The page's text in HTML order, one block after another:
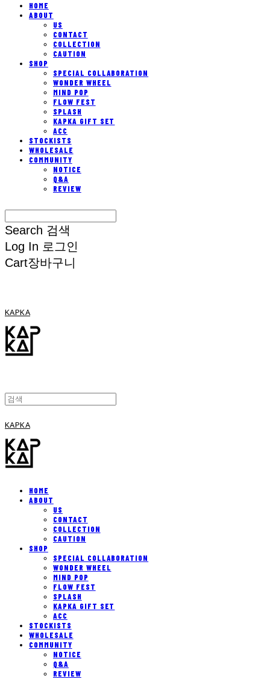
HOME
ABOUT
US
CONTACT
COLLECTION
CAUTION
SHOP
SPECIAL COLLABORATION
WONDER WHEEL
MIND POP
FLOW FEST
SPLASH
KAPKA GIFT SET
ACC
STOCKISTS
WHOLESALE
COMMUNITY
NOTICE
Q&A
REVIEW
Search 검색
Log In 로그인
Cart장바구니
KAPKA
KAPKA
HOME
ABOUT
US
CONTACT
COLLECTION
CAUTION
SHOP
SPECIAL COLLABORATION
WONDER WHEEL
MIND POP
FLOW FEST
SPLASH
KAPKA GIFT SET
ACC
STOCKISTS
WHOLESALE
COMMUNITY
NOTICE
Q&A
REVIEW